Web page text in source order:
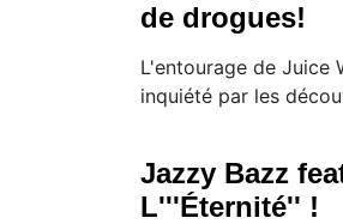
de drogues!
L'entourage de Juice
inquiété par les
Jazzy Bazz
L'''Éternité'' !